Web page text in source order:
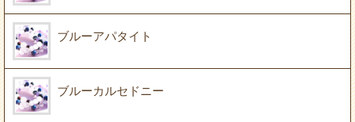
ブルーアパタイト
ブルーカルセドニー